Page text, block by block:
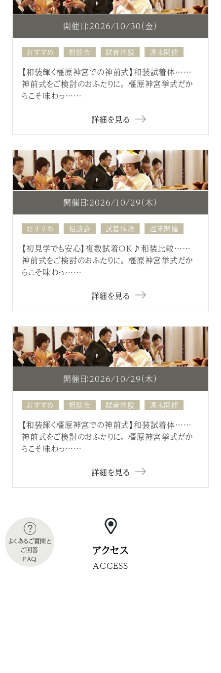
開催日：2026/10/30（金）
おすすめ 相談会 試着体験 週末開催
【和装輝く橿原神宮での神前式】和装試着体……
神前式をご検討のおふたりに。 橿原神宮挙式だか
らこそ味わっ……
詳細を見る
開催日：2026/10/29（木）
おすすめ 相談会 試着体験 週末開催
【初見学でも安心】複数試着OK♪和装比較……
神前式をご検討のおふたりに。 橿原神宮挙式だか
らこそ味わっ……
詳細を見る
開催日：2026/10/29（木）
おすすめ 相談会 試着体験 週末開催
【和装輝く橿原神宮での神前式】和装試着体……
神前式をご検討のおふたりに。 橿原神宮挙式だか
らこそ味わっ……
詳細を見る
アクセス
ACCESS
よくあるご質問と
ご回答
FAQ